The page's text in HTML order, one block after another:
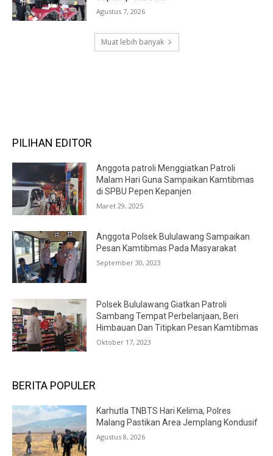
Agustus 7, 2026
Muat lebih banyak
PILIHAN EDITOR
Anggota patroli Menggiatkan Patroli
Malam Hari Guna Sampaikan Kamtibmas
di SPBU Pepen Kepanjen
Maret 29, 2025
Anggota Polsek Bululawang Sampaikan
Pesan Kamtibmas Pada Masyarakat
September 30, 2023
Polsek Bululawang Giatkan Patroli
Sambang Tempat Perbelanjaan, Beri
Himbauan Dan Titipkan Pesan Kamtibmas
Oktober 17, 2023
BERITA POPULER
Karhutla TNBTS Hari Kelima, Polres
Malang Pastikan Area Jemplang Kondusif
Agustus 8, 2026